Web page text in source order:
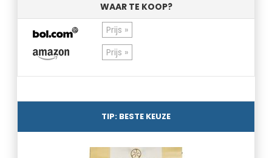
WAAR TE KOOP?
Prijs »
Prijs »
TIP: BESTE KEUZE